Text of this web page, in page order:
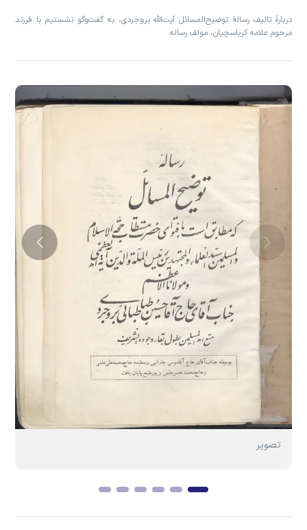
دربارۀ تالیف رسالۀ توضیح‌المسائل آیت‌الله بروجردی، به گفت‌وگو نشستیم با فرزند
مرحوم علامه کرباسچیان، مولف رساله.
تصویر